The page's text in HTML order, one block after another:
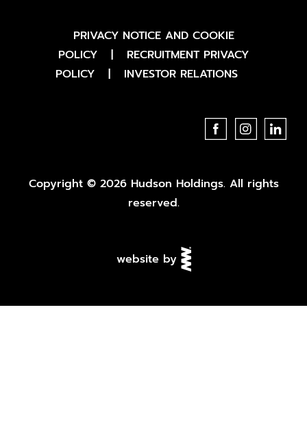
PRIVACY NOTICE AND COOKIE
POLICY
RECRUITMENT PRIVACY
POLICY
INVESTOR RELATIONS
Copyright © 2026 Hudson Holdings. All rights
reserved.
website by